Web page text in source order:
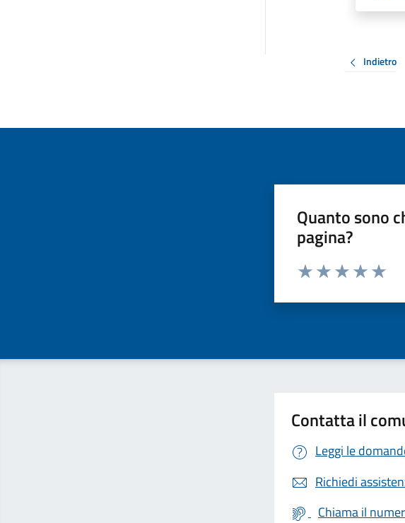
Indietro
Quanto sono
pagina?
Valuta da 1 a 5 stelle la
Contatta il
Leggi le
Richiedi
Chiama il